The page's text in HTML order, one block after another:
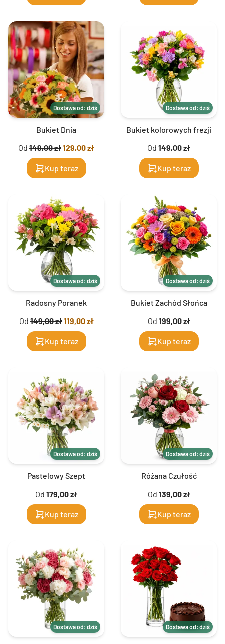
Dostawa od: dziś
Bukiet Dnia
Od 149,00 zł129,00 zł
Kup teraz
Dostawa od: dziś
Bukiet kolorowych frezji
Od 149,00 zł
Kup teraz
Dostawa od: dziś
Radosny Poranek
Od149,00 zł119,00 zł
Kup teraz
Dostawa od: dziś
Bukiet Zachód Słońca
Od 199,00 zł
Kup teraz
Dostawa od: dziś
Pastelowy Szept
Od 179,00 zł
Kup teraz
Dostawa od: dziś
Różana Czułość
Od 139,00 zł
Kup teraz
Dostawa od: dziś Dostawa od: dziś